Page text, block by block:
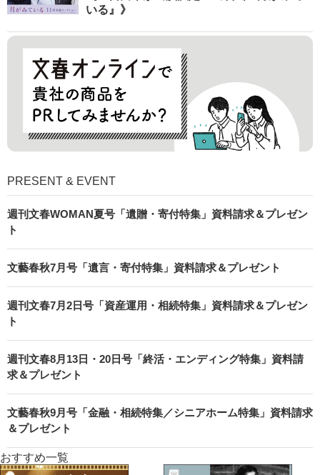
いる』》
PRESENT & EVENT
週刊文春WOMAN夏号「遺贈・寄付特集」資料請求＆プレゼン
ト
文藝春秋7月号「遺言・寄付特集」資料請求＆プレゼント
週刊文春7月2日号「資産運用・相続特集」資料請求＆プレゼン
ト
週刊文春8月13日・20日号「終活・エンディング特集」資料請
求＆プレゼント
文藝春秋9月号「金融・相続特集／シニアホーム特集」資料請求
＆プレゼント
おすすめ一覧